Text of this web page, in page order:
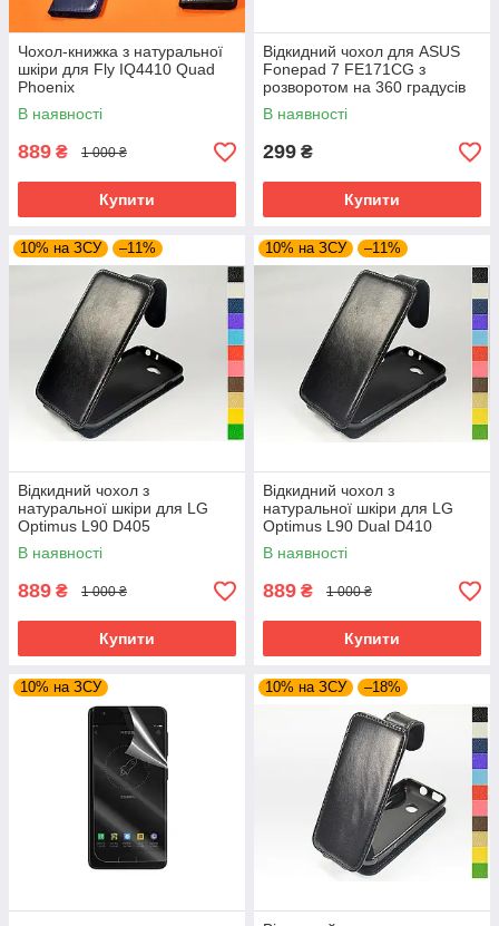
Чохол-книжка з натуральної
шкіри для Fly IQ4410 Quad
Phoenix
В наявності
889 ₴ 1 000 ₴
Купити
Відкидний чохол для ASUS
Fonepad 7 FE171CG з
розворотом на 360 градусів
В наявності
299 ₴
Купити
10% на ЗСУ –11%
Відкидний чохол з
натуральної шкіри для LG
Optimus L90 D405
В наявності
889 ₴ 1 000 ₴
Купити
10% на ЗСУ –11%
Відкидний чохол з
натуральної шкіри для LG
Optimus L90 Dual D410
В наявності
889 ₴ 1 000 ₴
Купити
10% на ЗСУ 10% на ЗСУ –18%